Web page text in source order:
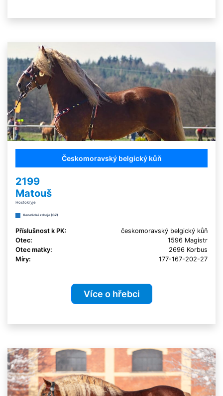
Českomoravský belgický kůň
2199
Matouš
Hostokryje
Genetické zdroje (GZ)
Příslušnost k PK:
českomoravský belgický kůň
Otec:
1596 Magistr
Otec matky:
2696 Korbus
Míry:
177-167-202-27
Více o hřebci